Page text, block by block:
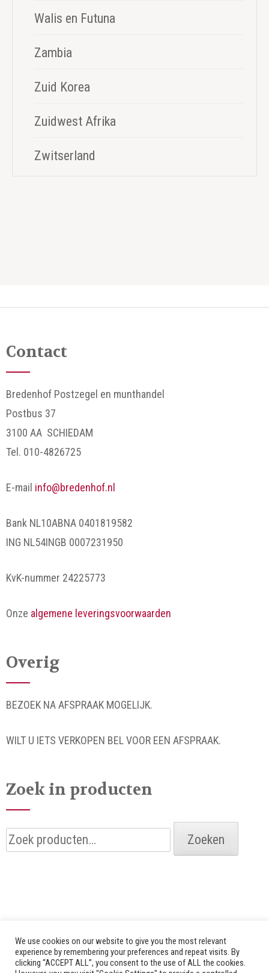
Walis en Futuna
Zambia
Zuid Korea
Zuidwest Afrika
Zwitserland
Contact
Bredenhof Postzegel en munthandel
Postbus 37
3100 AA SCHIEDAM
Tel. 010-4826725
E-mail info@bredenhof.nl
Bank NL10ABNA 0401819582
ING NL54INGB 0007231950
KvK-nummer 24225773
Onze algemene leveringsvoorwaarden
Overig
BEZOEK NA AFSPRAAK MOGELIJK.
WILT U IETS VERKOPEN BEL VOOR EEN AFSPRAAK.
Zoek in producten
Zoeken
naar:
Zoeken
© 2026 Alle rechten voorbehouden door Bredenhof |
We use cookies on our website to give you the most relevant
experience by remembering your preferences and repeat visits. By
clicking “ACCEPT ALL”, you consent to the use of ALL the cookies.